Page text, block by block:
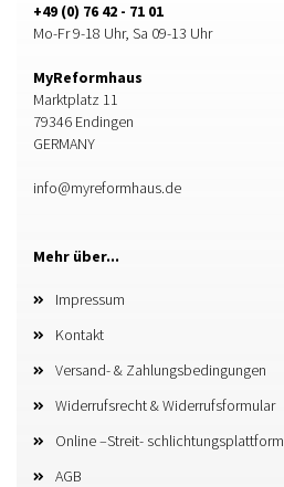
+49 (0) 76 42 - 71 01
Mo-Fr 9-18 Uhr, Sa 09-13 Uhr
MyReformhaus
Marktplatz 11
79346 Endingen
GERMANY
info@myreformhaus.de
Mehr über...
Impressum
Kontakt
Versand- & Zahlungsbedingungen
Widerrufsrecht & Widerrufsformular
Online –Streit- schlichtungsplattform
AGB